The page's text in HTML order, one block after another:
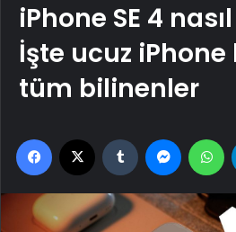
iPhone SE 4
İşte ucuz iPhone
tüm bilinenler
Facebook Tumblr